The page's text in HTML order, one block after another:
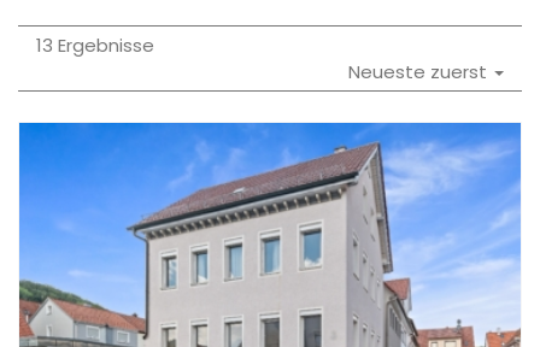
13 Ergebnisse
Neueste zuerst